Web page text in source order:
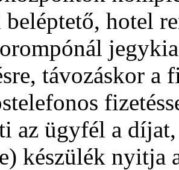
beléptető, hotel
távozáskor a
az ügyfél a
készülék nyitja